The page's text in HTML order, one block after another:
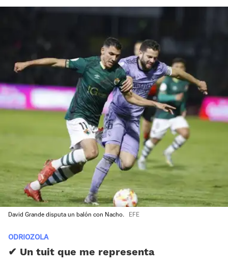
David Grande disputa un balón con Nacho. EFE
ODRIOZOLA
✔ Un tuit que me representa